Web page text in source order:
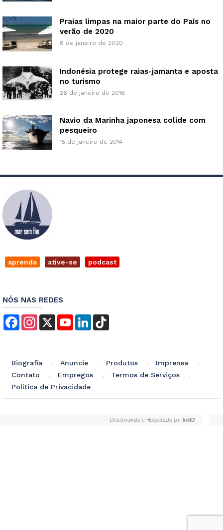
Praias limpas na maior parte do País no
verão de 2020
8 de janeiro de 2020
Indonésia protege raias-jamanta e aposta
no turismo
26 de janeiro de 2016
Navio da Marinha japonesa colide com
pesqueiro
15 de janeiro de 2014
aprenda ative-se podcast
NÓS NAS REDES
FacebookInstagram
X YouTubeLinkedIn
Biografia Anuncie Produtos
Imprensa
Contato
Empregos
Termos de Serviços
Política de Privacidade
Desenvolvido e Hospedado por InkID